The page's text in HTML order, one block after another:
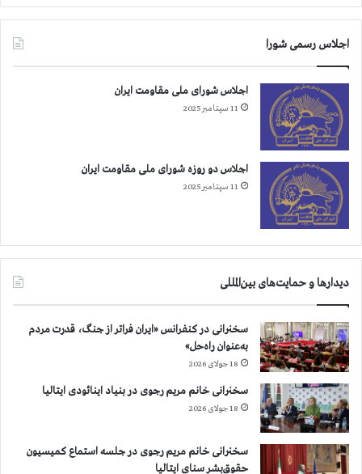
اجلاس رسمی شورا
اجلاس شورای ملی مقاومت ایران
11 سپتامبر 2025
اجلاس دو روزه شورای ملی مقاومت ایران
11 سپتامبر 2025
دیدارها و حمایت‌های بین‌المللی
سخنرانی در کنفرانس «ایران فراتر از جنگ، قدرت مردم
به‌عنوان راه‌حل»
18 جولای 2026
سخنرانی خانم مریم رجوی در بنیاد اینائودی ایتالیا
18 جولای 2026
سخنرانی خانم مریم رجوی در جلسه استماع کمیسیون
حقوق‌بشر سنای ایتالیا